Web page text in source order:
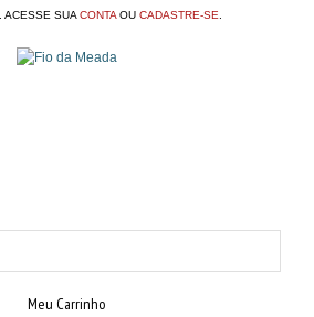
ACESSE SUA CONTAOU CADASTRE-SE
Meu Carrinho